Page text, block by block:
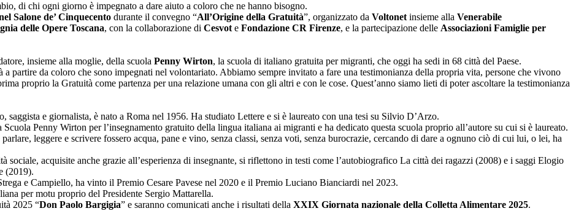
di chi ogni giorno è impegnato a dare aiuto a coloro che ne hanno bisogno.
Salone de’ Cinquecento durante il convegno “All’Origine della Gratuità”, organizzato da Voltonet insieme alla Venerabile
delle Opere Toscana, con la collaborazione di Cesvot e Fondazione CR Firenze, e la partecipazione delle Associazioni Famiglie per
insieme alla moglie, della scuola Penny Wirton, la scuola di italiano gratuita per migranti, che oggi ha sedi in 68 città del Paese.
partire da coloro che sono impegnati nel volontariato. Abbiamo sempre invitato a fare una testimonianza della propria vita, persone che vivono
proprio la Gratuità come partenza per una relazione umana con gli altri e con le cose. Quest’anno siamo lieti di poter ascoltare la testimonianza
e giornalista, è nato a Roma nel 1956. Ha studiato Lettere e si è laureato con una tesi su Silvio D’Arzo.
Scuola Penny Wirton per l’insegnamento gratuito della lingua italiana ai migranti e ha dedicato questa scuola proprio all’autore su cui si è laureato.
leggere e scrivere fossero acqua, pane e vino, senza classi, senza voti, senza burocrazie, cercando di dare a ognuno ciò di cui lui, o lei, ha
sociale, acquisite anche grazie all’esperienza di insegnante, si riflettono in testi come l’autobiografico La città dei ragazzi (2008) e i saggi Elogio
(2019).
e Campiello, ha vinto il Premio Cesare Pavese nel 2020 e il Premio Luciano Bianciardi nel 2023.
per motu proprio del Presidente Sergio Mattarella.
2025 “Don Paolo Bargigia” e saranno comunicati anche i risultati della XXIX Giornata nazionale della Colletta Alimentare 2025.